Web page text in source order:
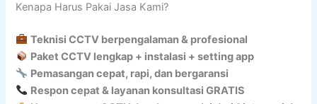
Kenapa Harus Pakai Jasa Kami?
Teknisi CCTV berpengalaman & profesional
Paket CCTV lengkap + instalasi + setting app
Pemasangan cepat, rapi, dan bergaransi
Respon cepat & layanan konsultasi GRATIS